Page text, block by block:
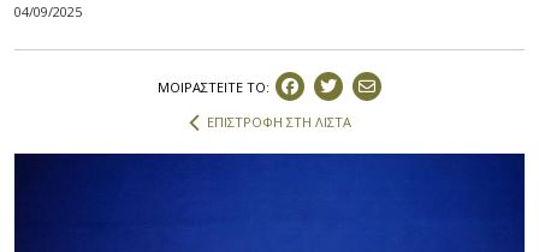
04/09/2025
ΜΟΙΡΑΣΤEIΤΕ ΤΟ:
ΕΠΙΣΤΡΟΦΗ ΣΤΗ ΛΙΣΤΑ